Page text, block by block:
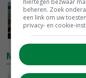
‘Cijfer
je
NIEUWSTE VIDEO'S
beheren. Zoek
een link om uw
privacy- en cookie-